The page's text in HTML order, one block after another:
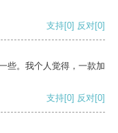
支持[0] 反对[0]
些。我个人觉得，一款加
支持[0] 反对[0]